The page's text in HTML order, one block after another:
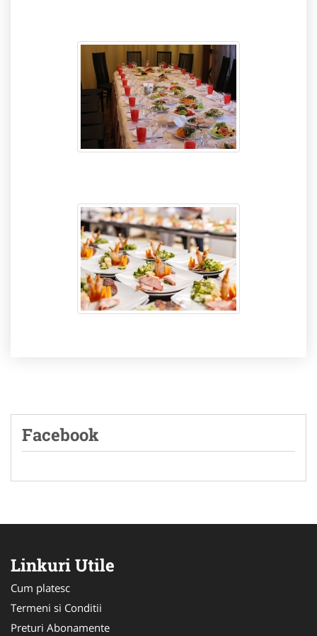
Facebook
Linkuri Utile
Cum platesc
Termeni si Conditii
Preturi Abonamente